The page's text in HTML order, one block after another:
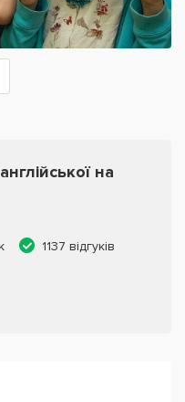
на
1137 відгуків